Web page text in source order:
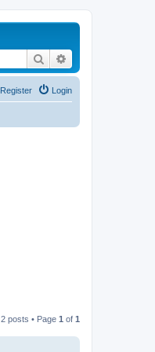
Search
Login
Register
2 posts • Page 1 of 1